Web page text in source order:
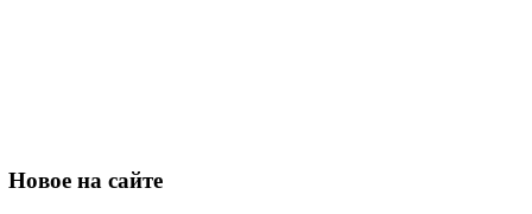
Новое на сайте